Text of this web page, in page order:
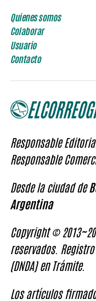
Quienes somos
Colaborar
Usuario
Contacto
Responsable
Responsable
Desde la ciudad de
Argentina
Copyright ©
reservados.
(DNDA) en Trámite.
Los artículos